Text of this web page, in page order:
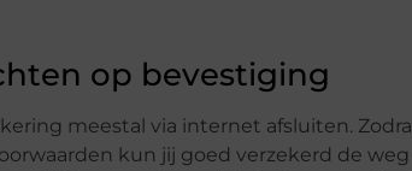
op bevestiging
meestal via internet afsluiten.
kun jij goed verzekerd de